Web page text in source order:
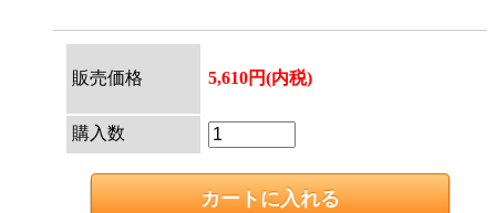
販売価格 5,610円(内税)
購入数